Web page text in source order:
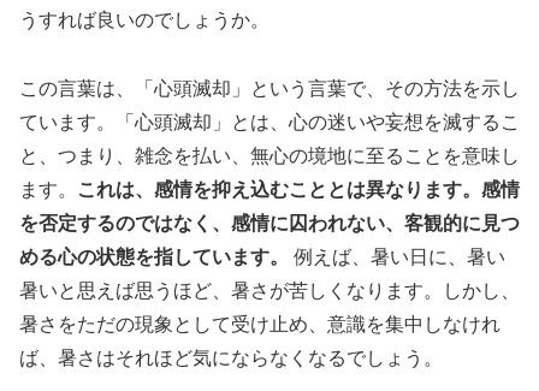
うすれば良いのでしょうか。
この言葉は、「心頭滅却」という言葉で、その方法を示し
ています。「心頭滅却」とは、心の迷いや妄想を滅するこ
と、つまり、雑念を払い、無心の境地に至ることを意味し
ます。
これは、感情を抑え込むこととは異なります。感情
を否定するのではなく、感情に囚われない、客観的に見つ
める心の状態を指しています。
例えば、暑い日に、暑い
暑いと思えば思うほど、暑さが苦しくなります。しかし、
暑さをただの現象として受け止め、意識を集中しなけれ
ば、暑さはそれほど気にならなくなるでしょう。